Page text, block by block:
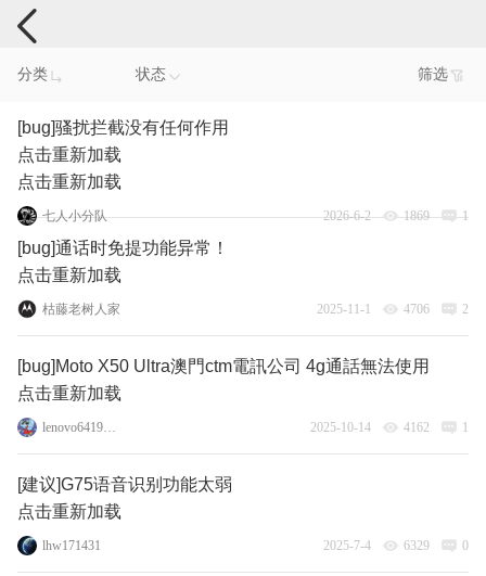
手机反馈
分类 状态 筛选
[bug]骚扰拦截没有任何作用
点击重新加载
点击重新加载
七人小分队 2026-6-2 1869 1
[bug]通话时免提功能异常！
点击重新加载
枯藤老树人家 2025-11-1 4706 2
[bug]Moto X50 Ultra澳門ctm電訊公司 4g通話無法使用
点击重新加载
lenovo64196223 2025-10-14 4162 1
[建议]G75语音识别功能太弱
点击重新加载
lhw171431 2025-7-4 6329 0